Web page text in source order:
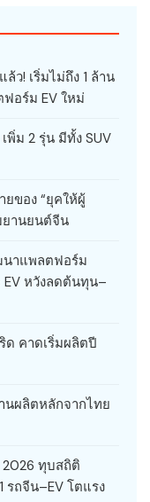
ว! เริ่มไม่ถึง 1 ล้าน
อร์ม EV ใหม่
พิ่ม 2 รุ่น มีทั้ง SUV
ของ “ยุคให้ผู้
ยานยนต์จีน
นาแพลตฟอร์ม
EV หวังลดต้นทุน–
ด คาดเริ่มผลิตปี
นผลิตหลักจากไทย
2026 ทุบสถิติ
รถจีน–EV โตแรง